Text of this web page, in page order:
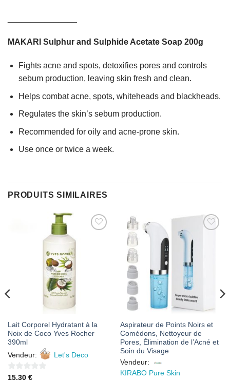
MAKARI Sulphur and Sulphide Acetate Soap 200g
Fights acne and spots, detoxifies pores and controls
sebum production, leaving skin fresh and clean.
Helps combat acne, spots, whiteheads and blackheads.
Regulates the skin’s sebum production.
Recommended for oily and acne-prone skin.
Use once or twice a week.
PRODUITS SIMILAIRES
AJOUTER
FAVORIS
Lait Corporel Hydratant à la
Noix de Coco Yves Rocher
390ml
Vendeur:
Let's Deco
0
15,30 €
AJOUTER
À MES
FAVORIS
Aspirateur de Points Noirs et
Comédons, Nettoyeur de
Pores, Élimination de l’Acné et
Soin du Visage
Vendeur:
KIRABO Pure Skin